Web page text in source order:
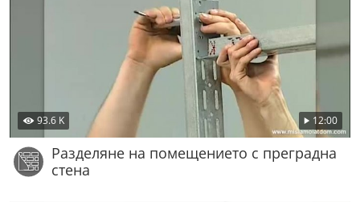
93.6 K 12:00
Разделяне на помещението с преградна
стена